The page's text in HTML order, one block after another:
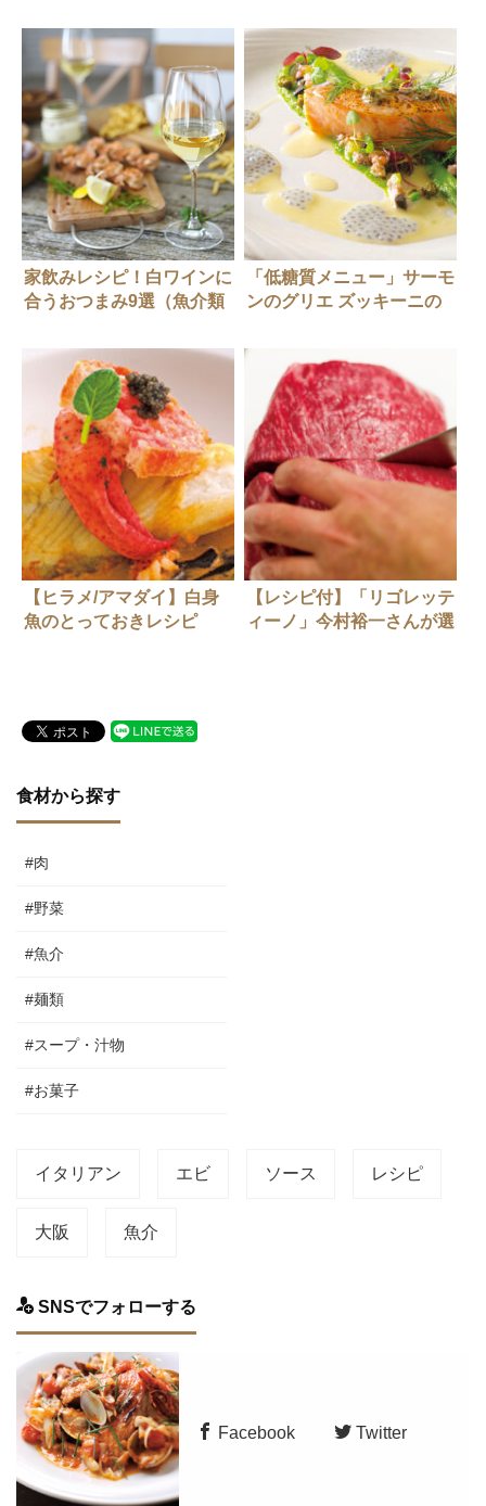
家飲みレシピ！白ワインに
合うおつまみ9選（魚介類
「低糖質メニュー」サーモ
ンのグリエ ズッキーニの
ーソース
【ヒラメ/アマダイ】白身
魚のとっておきレシピ
【レシピ付】「リゴレッテ
ィーノ」今村裕一さんが選
食材から探す
#肉
#野菜
#魚介
#麺類
#スープ・汁物
#お菓子
イタリアン エビ ソース レシピ
大阪 魚介
SNSでフォローする
Facebook Twitter